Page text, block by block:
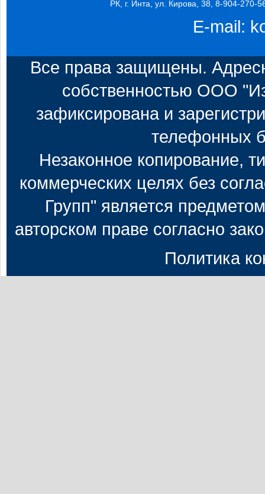
РК, г. Инта, ул. Кирова, 38, 8-904-270-
E-mail:
Все права защищены.
собственностью ООО
зафиксирована и
телефонных
Незаконное копирование,
коммерческих целях без
Групп" является
авторском праве согласно
Политика